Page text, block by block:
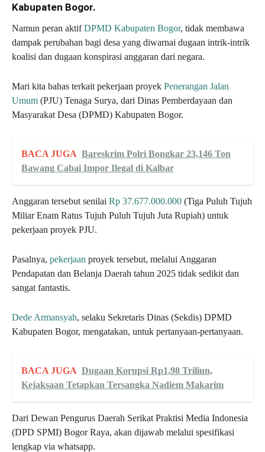
Kabupaten Bogor.
Namun peran aktifDPMD Kabupaten Bogor, tidak membawa
dampak perubahan bagi desa yang diwarnai dugaan intrik-intrik
koalisi dan dugaan konspirasi anggaran dari negara.
Mari kita bahas terkait pekerjaan proyek Penerangan Jalan
Umum (PJU) Tenaga Surya, dari Dinas Pemberdayaan dan
Masyarakat Desa (DPMD) Kabupaten Bogor.
BACA JUGA Bareskrim Polri Bongkar 23,146 Ton
Bawang Cabai Impor Ilegal di Kalbar
Anggaran tersebut senilai Rp 37.677.000.000 (Tiga Puluh Tujuh
Miliar Enam Ratus Tujuh Puluh Tujuh Juta Rupiah) untuk
pekerjaan proyek PJU.
Pasalnya, pekerjaan proyek tersebut, melalui Anggaran
Pendapatan dan Belanja Daerah tahun 2025 tidak sedikit dan
sangat fantastis.
Dede Armansyah, selaku Sekretaris Dinas (Sekdis) DPMD
Kabupaten Bogor, mengatakan, untuk pertanyaan-pertanyaan.
BACA JUGA Dugaan Korupsi Rp1,98 Triliun,
Kejaksaan Tetapkan Tersangka Nadiem Makarim
Dari Dewan Pengurus Daerah Serikat Praktisi Media Indonesia
(DPD SPMI) Bogor Raya, akan dijawab melalui spesifikasi
lengkap via whatsapp.